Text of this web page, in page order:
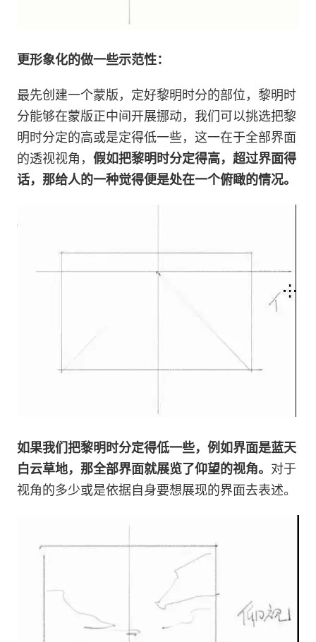
更形象化的做一些示范性：
最先创建一个蒙版，定好黎明时分的部位，黎明时
分能够在蒙版正中间开展挪动，我们可以挑选把黎
明时分定的高或是定得低一些，这一在于全部界面
的透视视角， 假如把黎明时分定得高，超过界面得
话，那给人的一种觉得便是处在一个俯瞰的情况。
如果我们把黎明时分定得低一些，例如界面是蓝天
白云草地，那全部界面就展览了仰望的视角。 对于
视角的多少或是依据自身要想展现的界面去表述。